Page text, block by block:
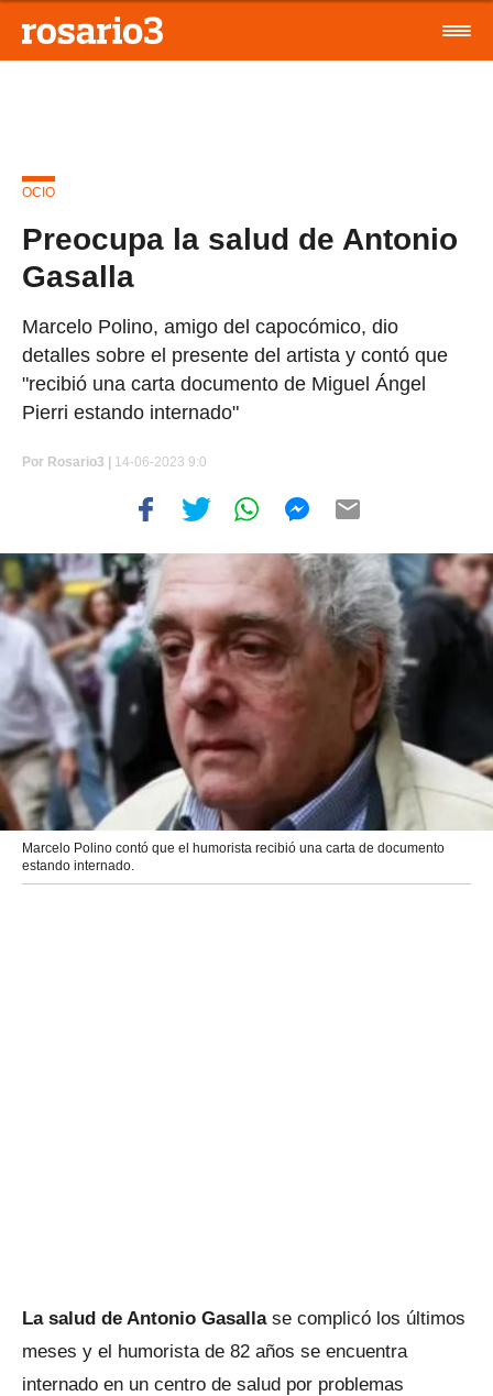
OCIO
Preocupa la salud de Antonio
Gasalla
Marcelo Polino, amigo del capocómico, dio
detalles sobre el presente del artista y contó que
"recibió una carta documento de Miguel Ángel
Pierri estando internado"
Por Rosario3 | 14-06-2023 9:0
Marcelo Polino contó que el humorista recibió una carta de documento
estando internado.
La salud de Antonio Gasalla se complicó los últimos
meses y el humorista de 82 años se encuentra
internado en un centro de salud por problemas